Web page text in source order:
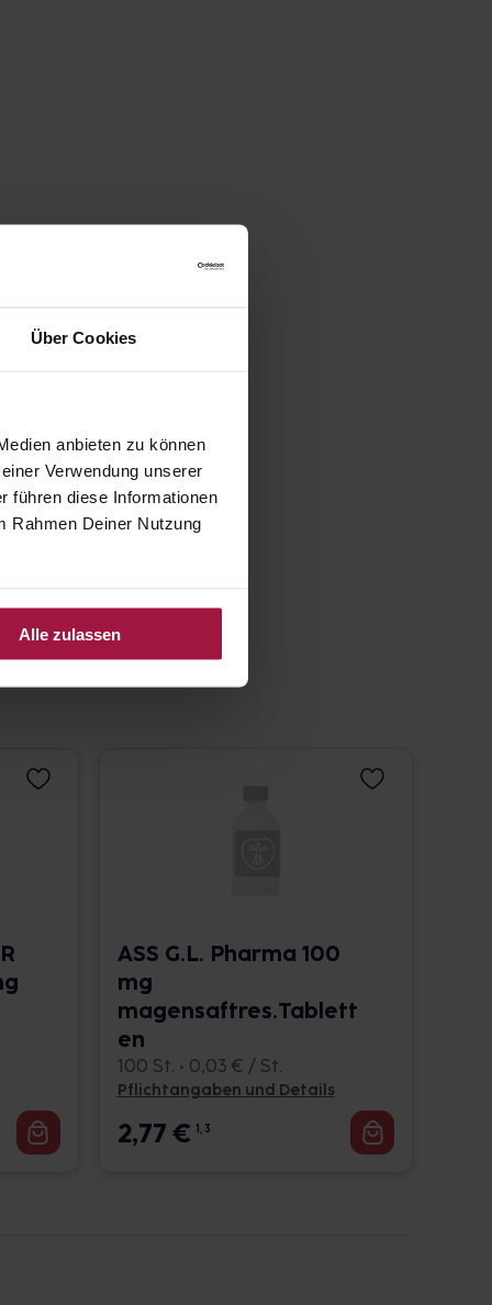
Über Cookies
anbieten zu können
Verwendung unserer
führen diese Informationen
Rahmen Deiner Nutzung
Alle zulassen
ASS G.L. Pharma 100
mg
magensaftres.Tablett
en
100 St. • 0,03 € / St.
Pflichtangaben und Details
2,77€ 1, 3